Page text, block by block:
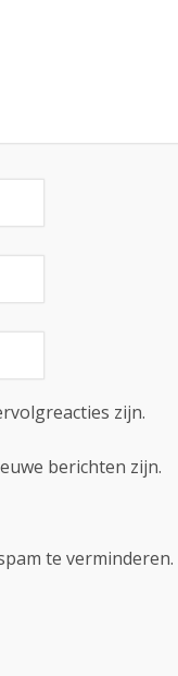
zijn.
berichten zijn.
te verminderen.